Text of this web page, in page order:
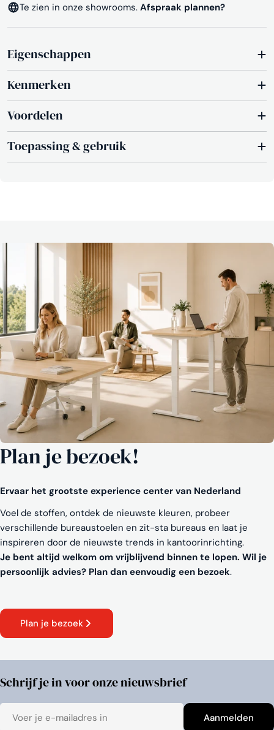
Te zien in onze showrooms. Afspraak plannen?
Eigenschappen
Kenmerken
Voordelen
Toepassing & gebruik
Plan je bezoek!
Ervaar het grootste experience center van Nederland
Voel de stoffen, ontdek de nieuwste kleuren, probeer
verschillende bureaustoelen en zit-sta bureaus en laat je
inspireren door de nieuwste trends in kantoorinrichting.
Je bent altijd welkom om vrijblijvend binnen te lopen. Wil je
persoonlijk advies? Plan dan eenvoudig een bezoek.
Plan je bezoek
Schrijf je in voor onze nieuwsbrief
mail
Aanmelden